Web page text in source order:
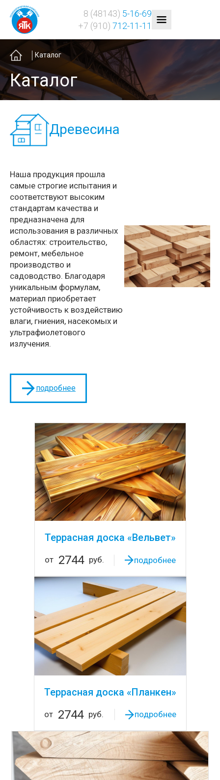
8 (48143) 5-16-69
+7 (910) 712-11-11
ГлавнаяКаталог
Каталог
Древесина
Наша продукция прошла
самые строгие испытания и
соответствуют высоким
стандартам качества и
предназначена для
использования в различных
областях: строительство,
ремонт, мебельное
производство и
садоводство. Благодаря
уникальным формулам,
материал приобретает
устойчивость к воздействию
влаги, гниения, насекомых и
ультрафиолетового
излучения.
подробнее
Террасная доска «Вельвет»
от 2744 руб. подробнее
Террасная доска «Планкен»
от 2744 руб. подробнее